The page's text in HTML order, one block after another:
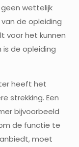
wettelijk
de opleiding
voor het kunnen
is de opleiding
heeft het
strekking. Een
bijvoorbeeld
de functie te
moet